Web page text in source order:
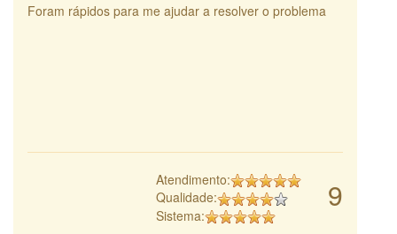
Foram rápidos para me ajudar a resolver o problema
9
Atendimento:
Qualidade:
Sistema: